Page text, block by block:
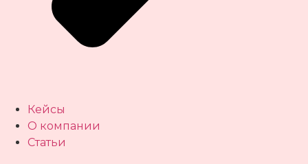
Кейсы
О компании
Статьи